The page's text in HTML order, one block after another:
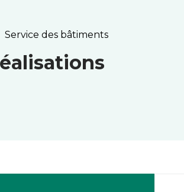
Service des bâtiments